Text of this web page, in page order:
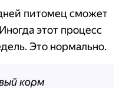
питомец сможет
этот процесс
Это нормально.
корм